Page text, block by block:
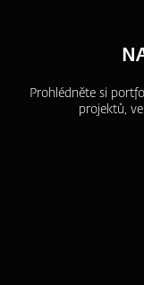
Prohlédněte si
projektů,